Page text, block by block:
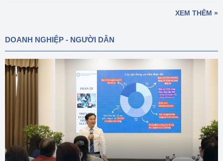
XEM THÊM »
DOANH NGHIỆP - NGƯỜI DÂN